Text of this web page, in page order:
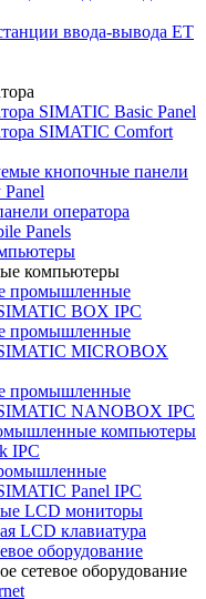
ввода-вывода ET
SIMATIC Basic Panel
SIMATIC Comfort
кнопочные панели
оператора
Panels
компьютеры
промышленные
BOX IPC
промышленные
MICROBOX
промышленные
NANOBOX IPC
компьютеры
IPC
Panel IPC
LCD мониторы
LCD клавиатура
оборудование
сетевое оборудование